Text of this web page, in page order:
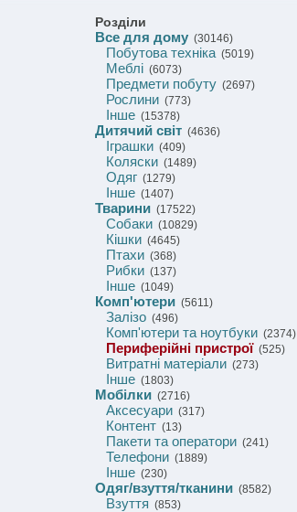
Розділи
Все для дому (30146)
Побутова техніка(5019)
Меблі (6073)
Предмети побуту (2697)
Рослини (773)
Інше (15378)
Дитячий світ (4636)
Іграшки (409)
Коляски (1489)
Одяг (1279)
Інше (1407)
Тварини (17522)
Собаки (10829)
Кішки (4645)
Птахи (368)
Рибки (137)
Інше (1049)
Комп'ютери (5611)
Залізо (496)
Комп'ютери та ноутбуки (2374)
Периферійні пристрої (525)
Витратні матеріали (273)
Інше (1803)
Мобілки (2716)
Аксесуари (317)
Контент (13)
Пакети та оператори (241)
Телефони (1889)
Інше (230)
Одяг/взуття/тканини (8582)
Взуття (853)